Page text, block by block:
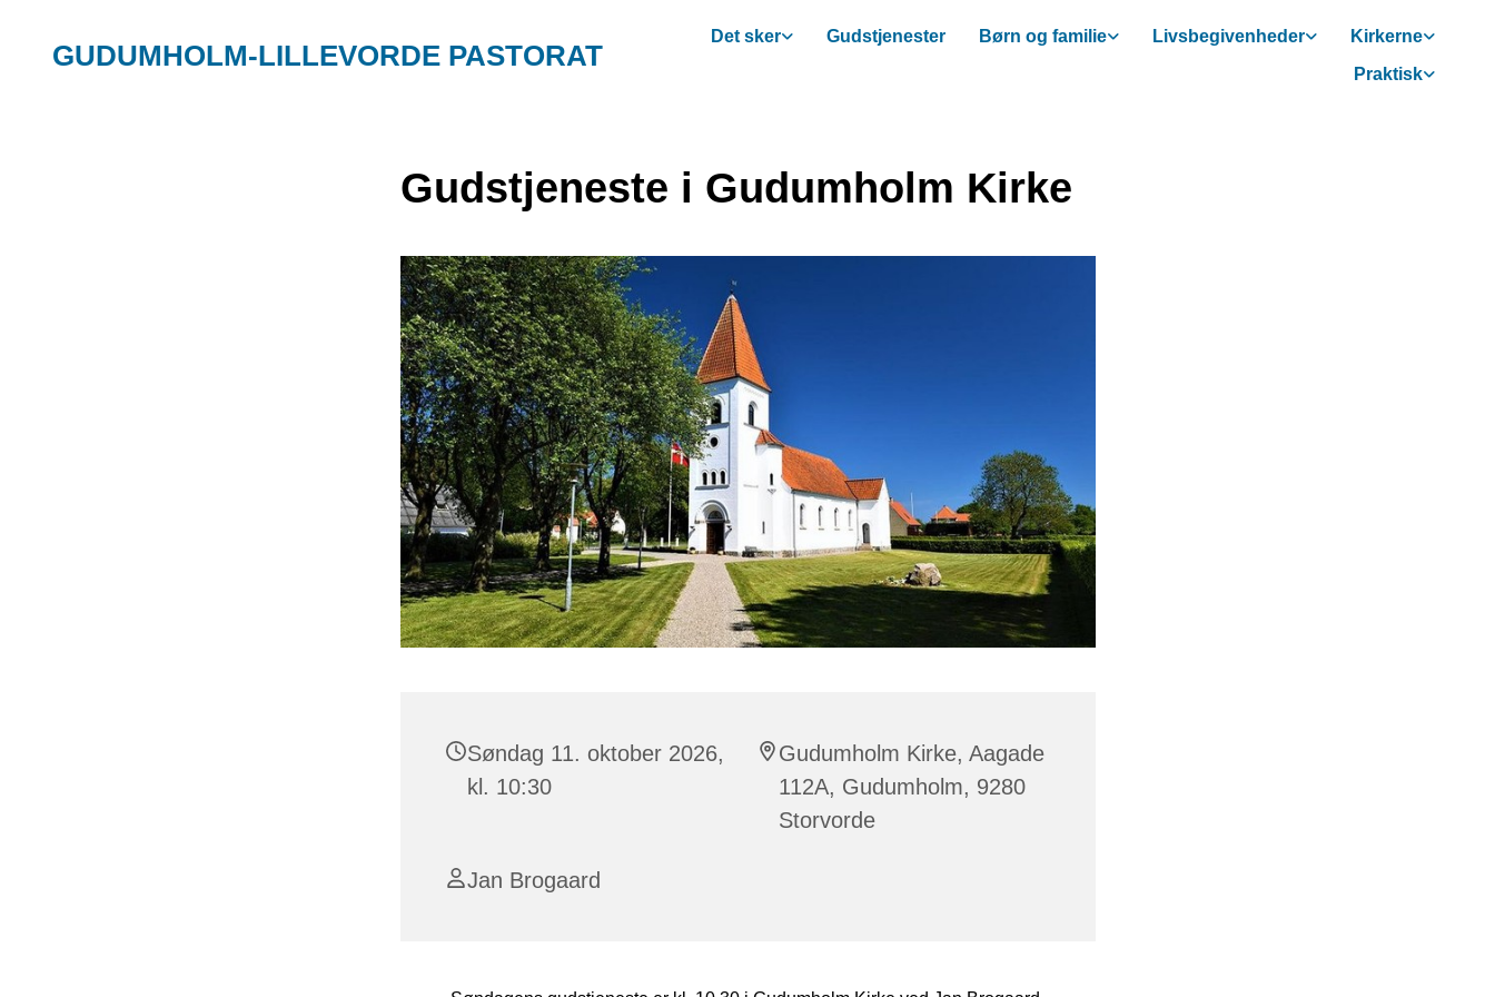
GUDUMHOLM-LILLEVORDE PASTORAT
Det sker Gudstjenester Børn og familie Livsbegivenheder
Kirkerne
Praktisk
Gudstjeneste i Gudumholm Kirke
Søndag 11. oktober 2026,
kl. 10:30
Gudumholm Kirke, Aagade
112A, Gudumholm, 9280
Storvorde
Jan Brogaard